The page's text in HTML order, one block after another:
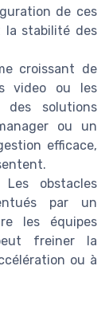
de ces
la stabilité des
croissant de
video ou les
des solutions
ou un
efficace,
obstacles
par un
les équipes
freiner la
ou à